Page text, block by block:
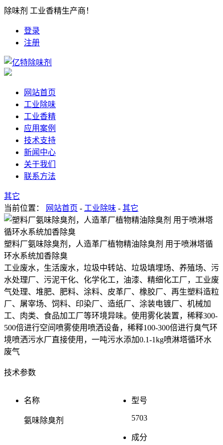
除味剂 工业香精生产商！
登录
注册
网站首页
工业除味
工业香精
应用案例
技术支持
新闻中心
关于我们
联系方法
其它
当前位置：
网站首页 - 工业除味 - 其它
塑料厂氨味除臭剂，人造革厂植物精油除臭剂 用于喷淋塔循
环水系统加香除臭
工业废水，生活废水，垃圾中转站、垃圾填埋场、养殖场、污
水处理厂、污泥干化、化学化工，油漆、精细化工厂，工业废
气处理、堆肥、肥料、涂料、皮革厂、橡胶厂、再生塑料造粒
厂、屠宰场、饲料、印染厂、造纸厂、涂装电镀厂、机械加
工、肉类、食品加工厂等环境异味。使用雾化装置，稀释300-
500倍进行空间喷雾使用喷洒设备，稀释100-300倍进行臭气环
境喷洒污水厂直接使用，一吨污水添加0.1-1kg喷淋塔循环水
废气
技术参数
名称
氨味除臭剂
型号
5703
成分